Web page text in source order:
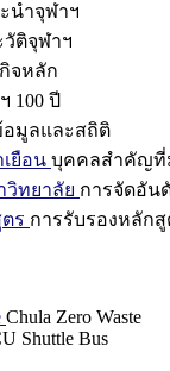
นำจุฬาฯ
วัติจุฬาฯ
จหลัก
100 ปี
มูลและสถิติ
ยือน บุคคลสำคัญที่
วิทยาลัย การจัดอัน
ร การรับรองหลักสู
Chula Zero Waste
Shuttle Bus